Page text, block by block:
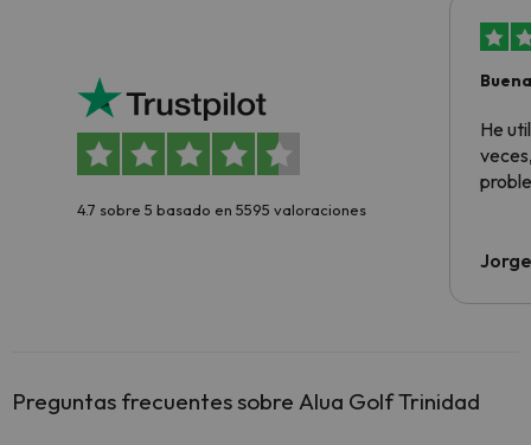
4.7 sobre 5 basado en 5595 valoraciones
He
Preguntas frecuentes sobre Alua Golf Trinidad